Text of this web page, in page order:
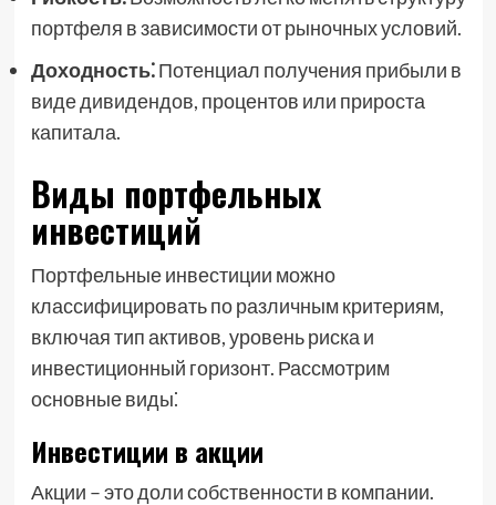
портфеля в зависимости от рыночных условий.
Доходность⁚Потенциал получения прибыли в
виде дивидендов, процентов или прироста
капитала.
Виды портфельных
инвестиций
Портфельные инвестиции можно
классифицировать по различным критериям,
включая тип активов, уровень риска и
инвестиционный горизонт. Рассмотрим
основные виды⁚
Инвестиции в акции
Акции – это доли собственности в компании.